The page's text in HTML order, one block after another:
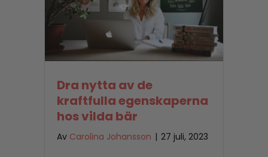
Dra nytta av de
kraftfulla egenskaperna
hos vilda bär
Av Carolina Johansson | 27 juli, 2023